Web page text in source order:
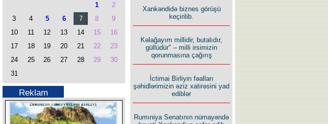
1
2
3
4 5 6 7 8
9
10
11 12 13 14 15
16
17
18 19 20 21 22
23
24
25 26 27 28 29
30
31
Reklam
Xankəndidə biznes görüşü
keçirilib.
Kəlağayım millidir, butalıdır,
güllüdür" – milli irsimizin
qorunmasına çağırış
İctimai Birliyin fəalları
şəhidlərimizin əziz xatirəsini yad
ediblər
Rumıniya Senatının nümayəndə